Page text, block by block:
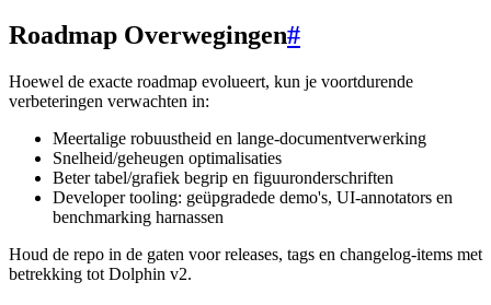
Roadmap Overwegingen#
Hoewel de exacte roadmap evolueert, kun je voortdurende
verbeteringen verwachten in:
Meertalige robuustheid en lange-documentverwerking
Snelheid/geheugen optimalisaties
Beter tabel/grafiek begrip en figuuronderschriften
Developer tooling: geüpgradede demo's, UI-annotators en
benchmarking harnassen
Houd de repo in de gaten voor releases, tags en changelog-items met
betrekking tot Dolphin v2.